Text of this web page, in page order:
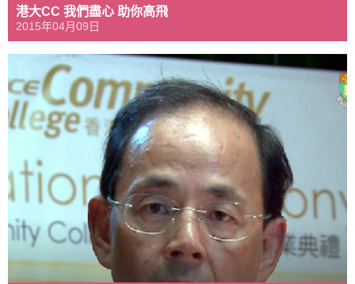
港大CC 我們盡心 助你高飛
2015年04月09日